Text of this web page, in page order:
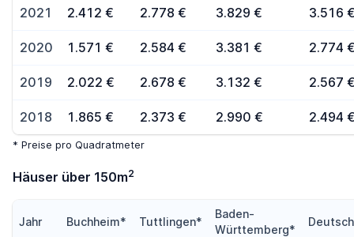
2021 2.412 € 2.778 € 3.829 € 3.516
2020 1.571 € 2.584 € 3.381 € 2.774
2019 2.022 € 2.678 € 3.132 € 2.567
2018 1.865 € 2.373 € 2.990 € 2.494
* Preise pro Quadratmeter
Häuser über 150m2
Jahr Buchheim* Tuttlingen*
Baden-
Württemberg*